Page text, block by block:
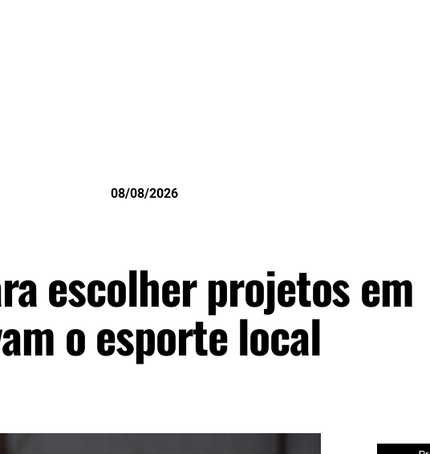
08/08/2026
escolher projetos em
o esporte local